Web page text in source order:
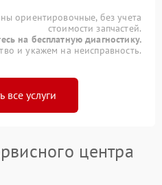
ориентировочные, без учета
стоимости запчастей.
на бесплатную диагностику.
и укажем на неисправность.
все услуги
центра